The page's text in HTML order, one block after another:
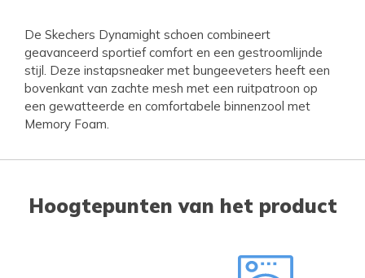
De Skechers Dynamight schoen combineert
geavanceerd sportief comfort en een gestroomlijnde
stijl. Deze instapsneaker met bungeeveters heeft een
bovenkant van zachte mesh met een ruitpatroon op
een gewatteerde en comfortabele binnenzool met
Memory Foam.
Hoogtepunten van het product